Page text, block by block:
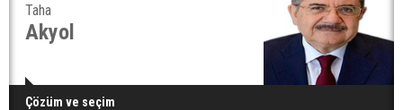
Taha
Akyol
Çözüm ve seçim